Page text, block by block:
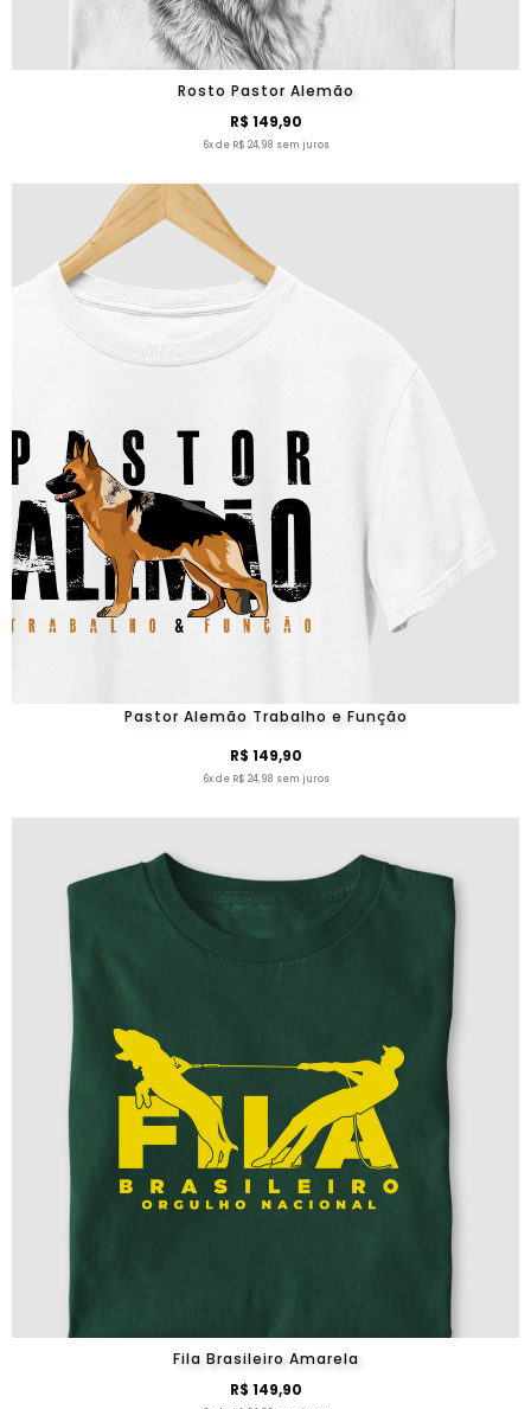
Rosto Pastor Alemão
R$ 149,90
6x de R$ 24,98 sem juros
Pastor Alemão Trabalho e Função
R$ 149,90
6x de R$ 24,98 sem juros
Fila Brasileiro Amarela
R$ 149,90